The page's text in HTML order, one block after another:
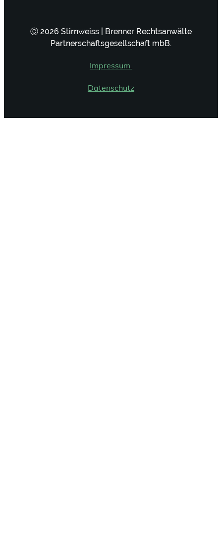
Ⓒ 2026 Stirnweiss | Brenner Rechtsanwälte
Partnerschaftsgesellschaft mbB.
Impressum
Datenschutz